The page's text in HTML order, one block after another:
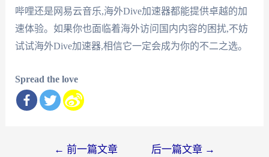
哔哩还是网易云音乐,海外Dive加速器都能提供卓越的加
速体验。如果你也面临着海外访问国内内容的困扰,不妨
试试海外Dive加速器,相信它一定会成为你的不二之选。
Spread the love
← 前一篇文章 后一篇文章 →